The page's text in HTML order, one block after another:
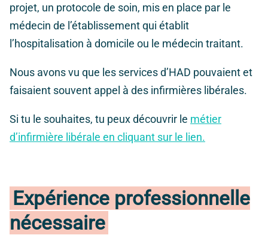
projet, un protocole de soin, mis en place par le
médecin de l’établissement qui établit
l’hospitalisation à domicile ou le médecin traitant.
Nous avons vu que les services d’HAD pouvaient et
faisaient souvent appel à des infirmières libérales.
Si tu le souhaites, tu peux découvrir le métier
d’infirmière libérale en cliquant sur le lien.
Expérience professionnelle
nécessaire